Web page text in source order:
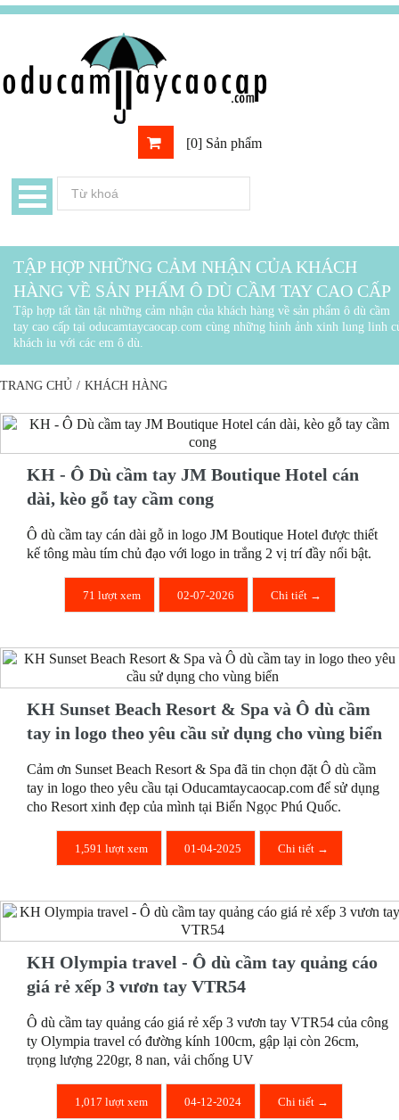
[0] Sản phẩm
TẬP HỢP NHỮNG CẢM NHẬN CỦA KHÁCH
HÀNG VỀ SẢN PHẨM Ô DÙ CẦM TAY CAO CẤP
Tập hợp tất tần tật những cảm nhận của khách hàng về sản phẩm ô dù cầm
tay cao cấp tại oducamtaycaocap.com cùng những hình ảnh xinh lung linh
khách iu với các em ô dù.
TRANG CHỦ / KHÁCH HÀNG
KH - Ô Dù cầm tay JM Boutique Hotel cán
dài, kèo gỗ tay cầm cong
Ô dù cầm tay cán dài gỗ in logo JM Boutique Hotel được thiết
kế tông màu tím chủ đạo với logo in trắng 2 vị trí đầy nổi bật.
71 lượt xem 02-07-2026 Chi tiết →
KH Sunset Beach Resort & Spa và Ô dù cầm
tay in logo theo yêu cầu sử dụng cho vùng biển
Cảm ơn Sunset Beach Resort & Spa đã tin chọn đặt Ô dù cầm
tay in logo theo yêu cầu tại Oducamtaycaocap.com để sử dụng
cho Resort xinh đẹp của mình tại Biển Ngọc Phú Quốc.
1,591 lượt xem 01-04-2025 Chi tiết →
KH Olympia travel - Ô dù cầm tay quảng cáo
giá rẻ xếp 3 vươn tay VTR54
Ô dù cầm tay quảng cáo giá rẻ xếp 3 vươn tay VTR54 của công
ty Olympia travel có đường kính 100cm, gập lại còn 26cm,
trọng lượng 220gr, 8 nan, vải chống UV
1,017 lượt xem 04-12-2024 Chi tiết →